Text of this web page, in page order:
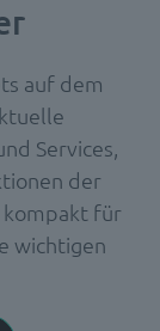
auf dem
Services,
der
kompakt für
wichtigen